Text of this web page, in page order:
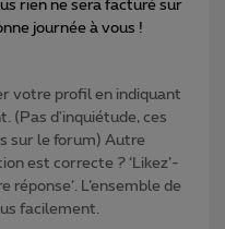
rien ne sera facturé sur
journée à vous !
votre profil en indiquant
(Pas d'inquiétude, ces
sur le forum) Autre
est correcte ? ‘Likez’-
réponse’. L’ensemble de
facilement.